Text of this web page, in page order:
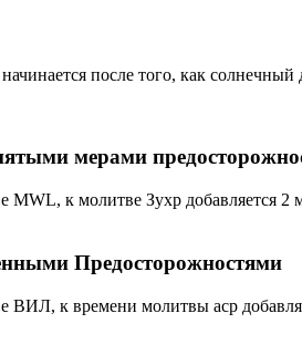
после того, как
мерами
MWL, к молитве Зухр добавляется
Предосторожностями
ВИЛ, к времени молитвы аср